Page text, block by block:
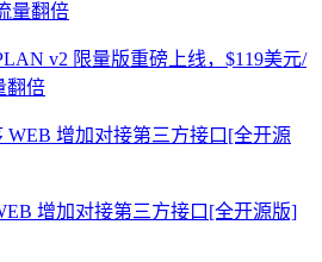
v2 限量版重磅上线，$119美元/
翻倍
增加对接第三方接口[全开源版]